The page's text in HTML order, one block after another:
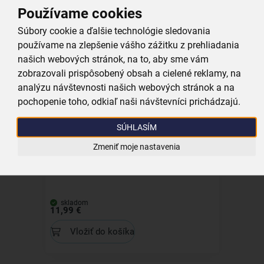
Používame cookies
Súbory cookie a ďalšie technológie sledovania
používame na zlepšenie vášho zážitku z prehliadania
našich webových stránok, na to, aby sme vám
zobrazovali prispôsobený obsah a cielené reklamy, na
analýzu návštevnosti našich webových stránok a na
pochopenie toho, odkiaľ naši návštevníci prichádzajú.
SÚHLASÍM
Zmeniť moje nastavenia
Nápojová slamka 4 ks s kefkou
skladom
3,99 €
Vložiť do košíka
skladom
11,99 €
Vložiť do košíka